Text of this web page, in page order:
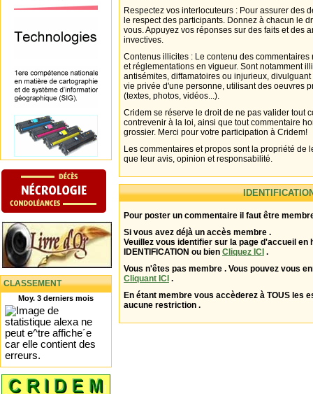
CLASSEMENT
Moy. 3 derniers mois
Respectez vos interlocuteurs : Pour assurer des
le respect des participants. Donnez à chacun le
vous. Appuyez vos réponses sur des faits et des
invectives.
Contenus illicites : Le contenu des
et réglementations en vigueur. Sont notamment
antisémites, diffamatoires ou injurieux,
vie privée d'une personne, utilisant des oeuvres
(textes, photos, vidéos...).
Cridem se réserve le droit de ne pas valider tout
contrevenir à la loi, ainsi que tout commentaire
grossier. Merci pour votre participation à Cridem!
Les commentaires et propos sont la propriété de
que leur avis, opinion et responsabilité.
Pour poster un commentaire il faut être
Si vous avez déjà un accès membre .
Veuillez vous identifier sur la page d'accueil en
IDENTIFICATION ou bien Cliquez ICI .
Vous n'êtes pas membre . Vous pouvez vous
Cliquant ICI .
En étant membre vous accèderez à TOUS les
aucune restriction .